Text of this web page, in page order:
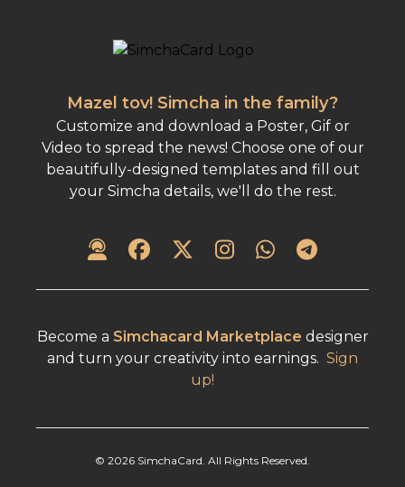
Mazel tov! Simcha in the family?
Customize and download a Poster, Gif or
Video to spread the news! Choose one of our
beautifully-designed templates and fill out
your Simcha details, we'll do the rest.
Become a Simchacard Marketplace designer
and turn your creativity into earnings. Sign
up!
© 2026 SimchaCard. All Rights Reserved.